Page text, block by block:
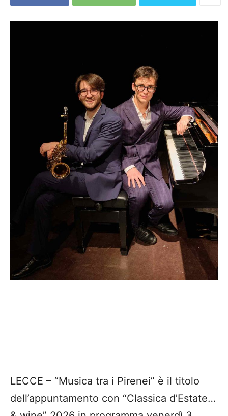
LECCE – “Musica tra i Pirenei” è il titolo
dell’appuntamento con “Classica d’Estate…